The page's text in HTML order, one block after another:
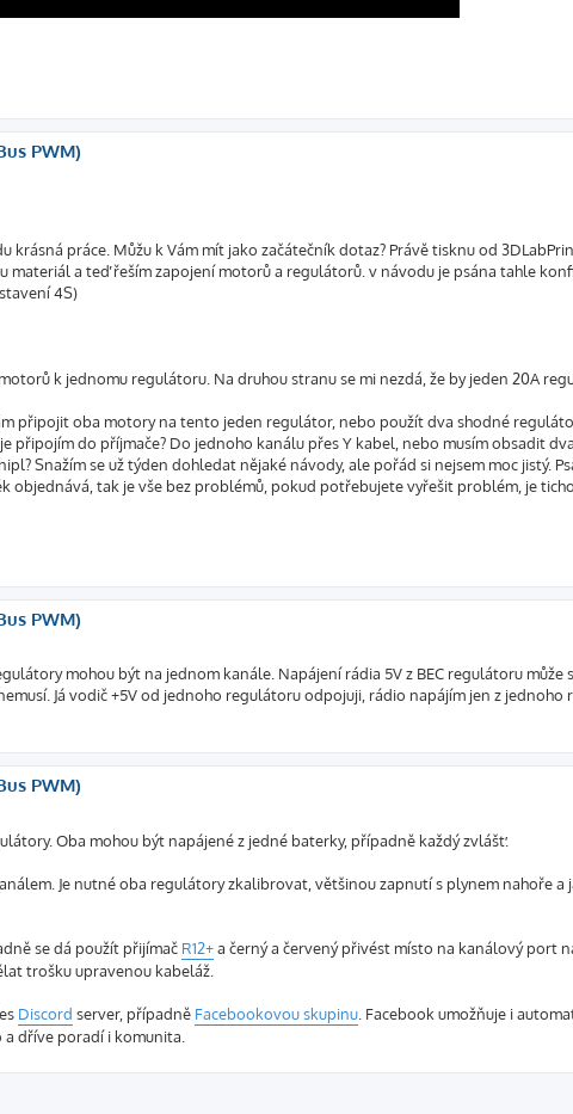
PWM)
práce. Můžu k Vám mít jako začátečník dotaz? Právě tisknu od
materiál a teď řeším zapojení motorů a regulátorů. v návodu je psána tahle
4S)
k jednomu regulátoru. Na druhou stranu se mi nezdá, že by jeden 20A
připojit oba motory na tento jeden regulátor, nebo použít dva shodné
připojím do příjmače? Do jednoho kanálu přes Y kabel, nebo musím obsadit
Snažím se už týden dohledat nějaké návody, ale pořád si nejsem moc jistý.
objednává, tak je vše bez problémů, pokud potřebujete vyřešit problém, je ticho.
PWM)
mohou být na jednom kanále. Napájení rádia 5V z BEC regulátoru může
Já vodič +5V od jednoho regulátoru odpojuji, rádio napájím jen z jednoho
PWM)
Oba mohou být napájené z jedné baterky, případně každý zvlášť.
Je nutné oba regulátory zkalibrovat, většinou zapnutí s plynem nahoře a
se dá použít přijímač R12+a černý a červený přivést místo na kanálový port
trošku upravenou kabeláž.
Discord server, případně Facebookovou skupinu . Facebook umožňuje i
dříve poradí i komunita.